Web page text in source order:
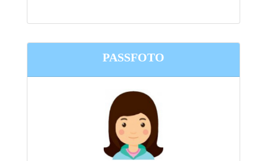
PASSFOTO